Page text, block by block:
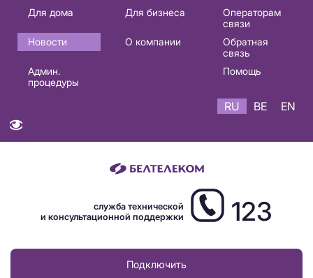
Основная
навигация
RU
Для дома Для бизнеса
Операторам
связи
Новости
О компании
Обратная
связь
Админ.
процедуры
Помощь
RU BE EN
служба технической
и консультационной поддержки
123
Подключить